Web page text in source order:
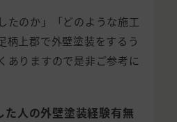
たのか」「どのような施工
柄上郡で外壁塗装をするう
ありますので是非ご参考に
た人の外壁塗装経験有無